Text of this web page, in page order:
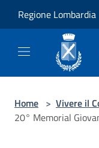
Regione Lombardia
Home > Vivere il
20° Memorial